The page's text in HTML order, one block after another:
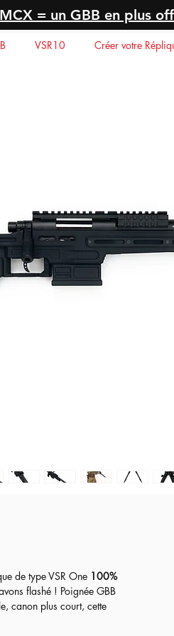
= un GBB en plus
VSR10 Créer votre
de type VSR One 100%
flashé ! Poignée GBB
canon plus court, cette